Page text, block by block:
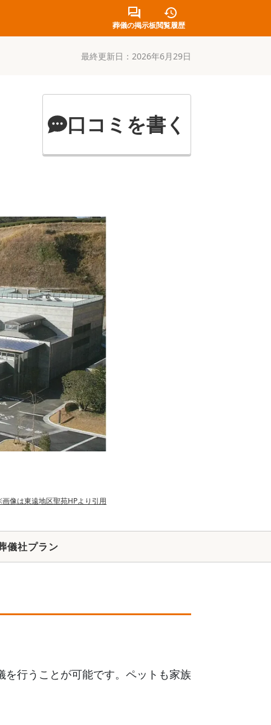
葬儀の掲示板閲覧履歴
最終更新日： 2026年6月29日
口コミを書く
像は東遠地区聖苑HPより引用
儀社プラン
行うことが可能です。ペットも家族